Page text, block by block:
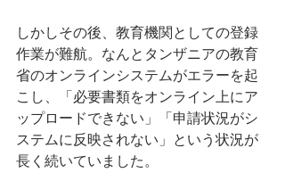
しかしその後、教育機関としての登録
作業が難航。なんとタンザニアの教育
省のオンラインシステムがエラーを起
こし、「必要書類をオンライン上にア
ップロードできない」「申請状況がシ
ステムに反映されない」という状況が
長く続いていました。